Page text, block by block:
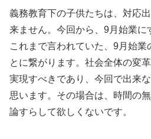
義務教育下の子供たちは、対応
来ません。今回から、9月始業に
これまで言われていた、9月始業
とに繋がります。社会全体の変
実現すべきであり、今回で出来
思います。その場合は、時間の
論すらして欲しくないです。